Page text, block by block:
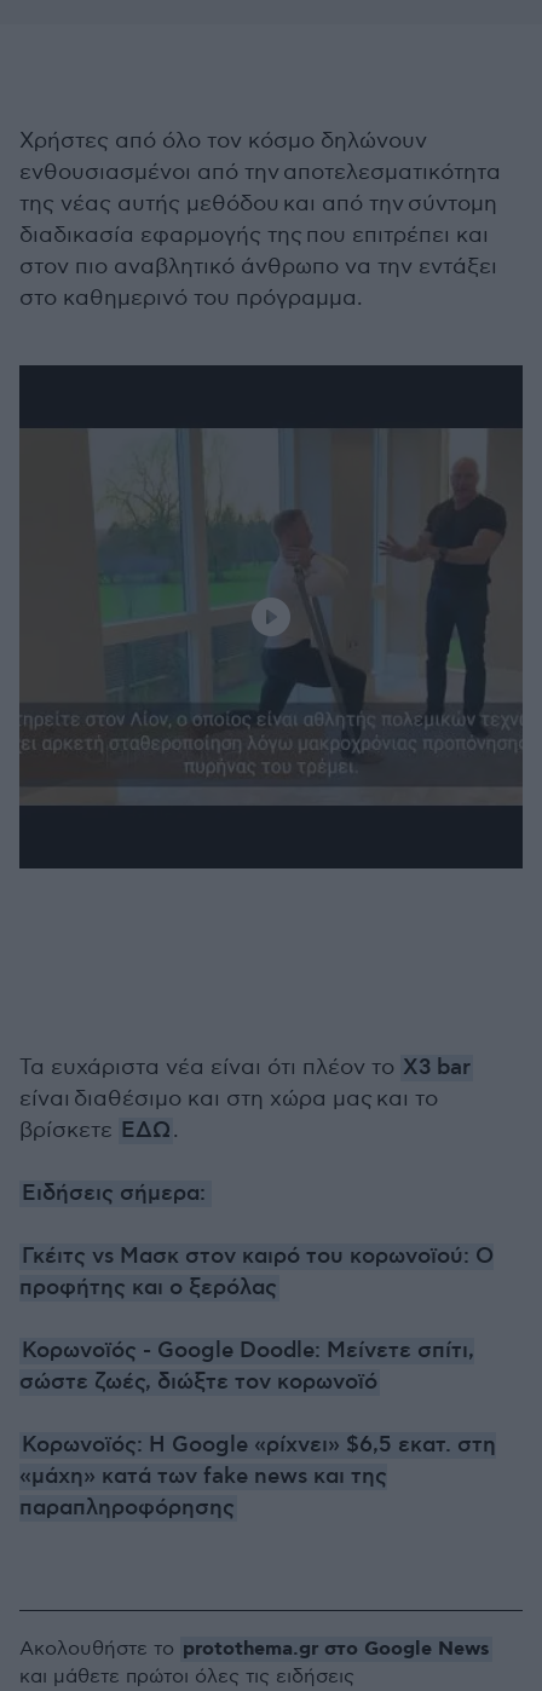
Χρήστες από όλο τον κόσμο δηλώνουν
ενθουσιασμένoι από την αποτελεσματικότητα
της νέας αυτής μεθόδου και από την σύντομη
διαδικασία εφαρμογής της που επιτρέπει και
στον πιο αναβλητικό άνθρωπο να την εντάξει
στο καθημερινό του πρόγραμμα.
Τα ευχάριστα νέα είναι ότι πλέον το X3 bar
είναι διαθέσιμο και στη χώρα μας και το
βρίσκετε ΕΔΩ.
Ειδήσεις σήμερα:
Γκέιτς vs Μασκ στον καιρό του κορωνοϊού: O
προφήτης και ο ξερόλας
Κορωνοϊός - Google Doodle: Μείνετε σπίτι,
σώστε ζωές, διώξτε τον κορωνοϊό
Κορωνοϊός: Η Google «ρίχνει» $6,5 εκατ. στη
«μάχη» κατά των fake news και της
παραπληροφόρησης
Ακολουθήστε το protothema.gr στο Google News
και μάθετε πρώτοι όλες τις ειδήσεις